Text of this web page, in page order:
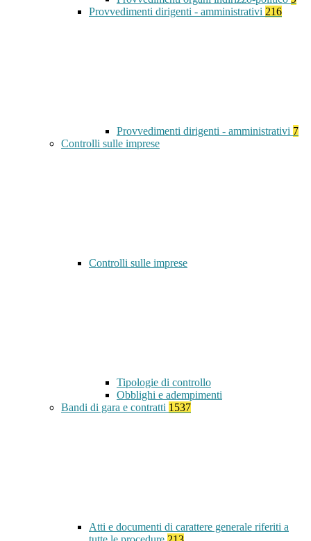
Provvedimenti dirigenti - amministrativi 216
Provvedimenti dirigenti - amministrativi 7
Controlli sulle imprese
Controlli sulle imprese
Tipologie di controllo
Obblighi e adempimenti
Bandi di gara e contratti 1537
Atti e documenti di carattere generale riferiti a